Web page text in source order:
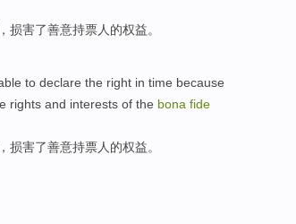
， 损害了善意持票人 的权益。
to declare the right in time because
rights and interests of the bona fide
， 损害了善意持票人 的权益。